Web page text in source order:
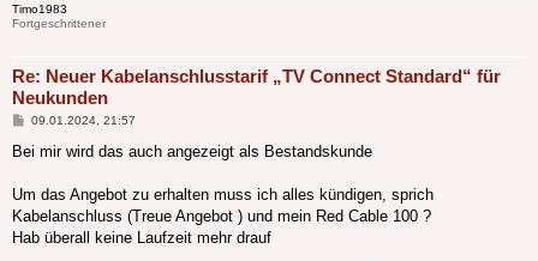
Timo1983
Fortgeschrittener
Re: Neuer Kabelanschlusstarif „TV Connect Standard“ für
Neukunden
Beitrag
09.01.2024, 21:57
Bei mir wird das auch angezeigt als Bestandskunde
Um das Angebot zu erhalten muss ich alles kündigen, sprich
Kabelanschluss (Treue Angebot ) und mein Red Cable 100 ?
Hab überall keine Laufzeit mehr drauf